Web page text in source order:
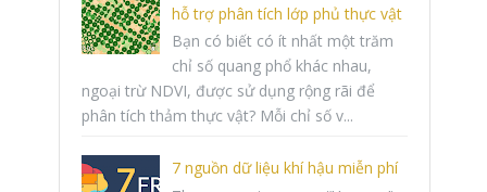
hỗ trợ phân tích lớp phủ thực vật
Bạn có biết có ít nhất một trăm
chỉ số quang phổ khác nhau,
ngoại trừ NDVI, được sử dụng rộng rãi để
phân tích thảm thực vật? Mỗi chỉ số v...
7 nguồn dữ liệu khí hậu miễn phí